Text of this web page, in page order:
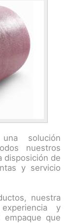
solución
nuestros
disposición de
y servicio
nuestra
y
que